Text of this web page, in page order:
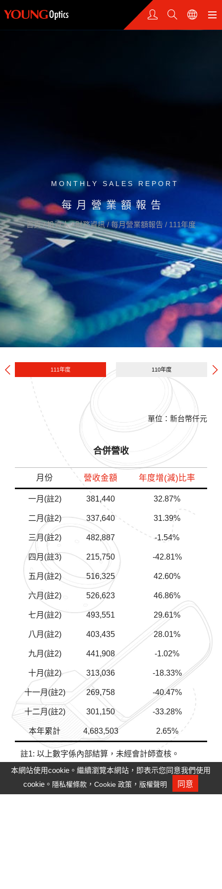
MONTHLY SALES REPORT
每月營業額報告
首頁/ 投資人/ 財務資訊/ 每月營業額報告 / 111年度
111年度 110年度
單位：新台幣仟元
合併營收
月份 營收金額 年度增(減)比率
一月(註2) 381,440 32.87%
二月(註2) 337,640 31.39%
三月(註2) 482,887 -1.54%
四月(註3) 215,750 -42.81%
五月(註2) 516,325 42.60%
六月(註2) 526,623 46.86%
七月(註2) 493,551 29.61%
八月(註2) 403,435 28.01%
九月(註2) 441,908 -1.02%
十月(註2) 313,036 -18.33%
十一月(註2) 269,758 -40.47%
十二月(註2) 301,150 -33.28%
本年累計 4,683,503 2.65%
註1: 以上數字係內部結算，未經會計師查核。
註2: 部份產品之收入認列改以銷貨價格減除客戶所
註3: 昆山工廠配合當地政府防疫措施，工作天數減
人才招募
本網站使用cookie。繼續瀏覽本網站，即表示您同意我們使用
cookie。 隱私權條款 ，Cookie 政策 ， 版權聲明 同意